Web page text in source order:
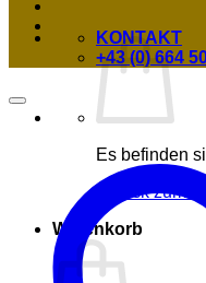
Es befinden
Zurück zum
Warenkorb
KONTAKT
+43 (0) 664